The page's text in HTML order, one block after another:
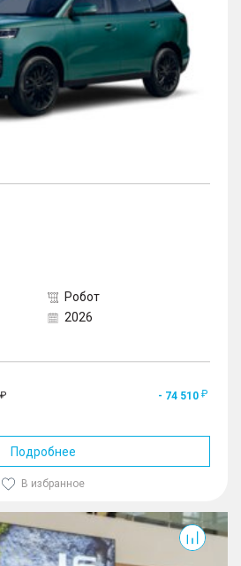
Робот
2026
- 74 510
Подробнее
В избранное